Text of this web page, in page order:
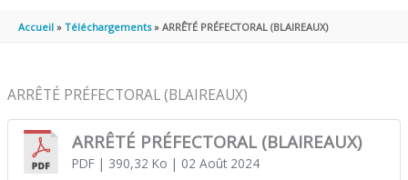
PRINCIPAL
Accueil Téléchargements ARRÊTÉ PRÉFECTORAL (BLAIREAUX)
ARRÊTÉ PRÉFECTORAL (BLAIREAUX)
ARRÊTÉ PRÉFECTORAL (BLAIREAUX)
PDF| 390,32 Ko | 02 Août 2024